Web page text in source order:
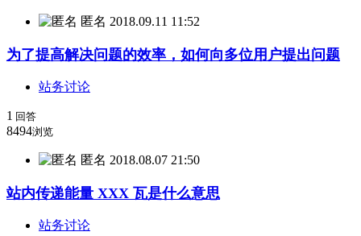
匿名 2018.09.11 11:52
为了提高解决问题的效率，如何向多位用户提出问题
站务讨论
1 回答
8494浏览
匿名 2018.08.07 21:50
站内传递能量 XXX 瓦是什么意思
站务讨论